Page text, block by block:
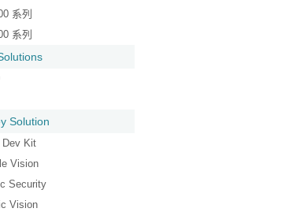
系列
系列
Solution
Dev Kit
Vision
Security
Vision